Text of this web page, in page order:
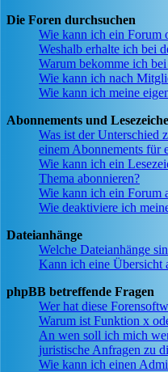
Die Foren durchsuchen
Wie kann ich ein Forum
Weshalb erhalte ich bei
Warum bekomme ich
Wie kann ich nach
Wie kann ich meine
Abonnements und
Was ist der Unterschied
einem Abonnements für
Wie kann ich ein
Thema abonnieren?
Wie kann ich ein Forum
Wie deaktiviere ich
Dateianhänge
Welche Dateianhänge
Kann ich eine Übersicht
phpBB betreffende Fragen
Wer hat diese
Warum ist Funktion x
An wen soll ich mich
juristische Anfragen zu
Wie kann ich einen